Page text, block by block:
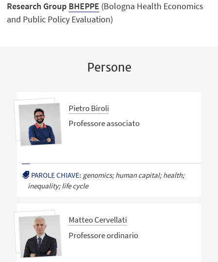
Research Group BHEPPE (Bologna Health Economics
and Public Policy Evaluation)
Persone
Pietro Biroli
Professore associato
PAROLE CHIAVE: genomics; human capital; health;
inequality; life cycle
Matteo Cervellati
Professore ordinario